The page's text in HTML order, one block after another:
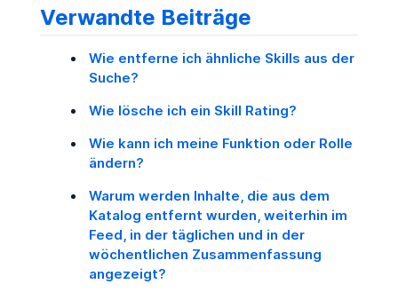
Verwandte Beiträge
Wie entferne ich ähnliche Skills aus der
Suche?
Wie lösche ich ein Skill Rating?
Wie kann ich meine Funktion oder Rolle
ändern?
Warum werden Inhalte, die aus dem
Katalog entfernt wurden, weiterhin im
Feed, in der täglichen und in der
wöchentlichen Zusammenfassung
angezeigt?